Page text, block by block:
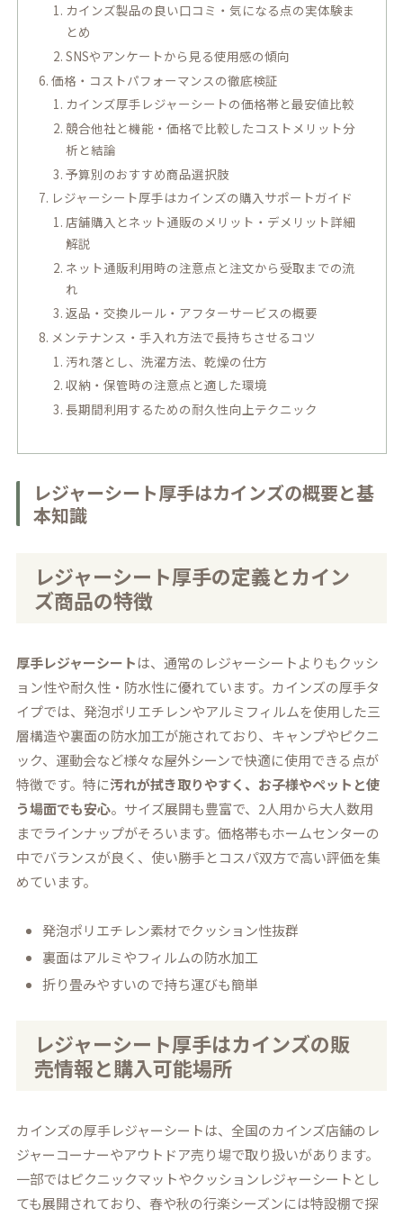
カインズ製品の良い口コミ・気になる点の実体験ま
とめ
SNSやアンケートから見る使用感の傾向
価格・コストパフォーマンスの徹底検証
カインズ厚手レジャーシートの価格帯と最安値比較
競合他社と機能・価格で比較したコストメリット分
析と結論
予算別のおすすめ商品選択肢
レジャーシート厚手はカインズの購入サポートガイド
店舗購入とネット通販のメリット・デメリット詳細
解説
ネット通販利用時の注意点と注文から受取までの流
れ
返品・交換ルール・アフターサービスの概要
メンテナンス・手入れ方法で長持ちさせるコツ
汚れ落とし、洗濯方法、乾燥の仕方
収納・保管時の注意点と適した環境
長期間利用するための耐久性向上テクニック
レジャーシート厚手はカインズの概要と基
本知識
レジャーシート厚手の定義とカイン
ズ商品の特徴
厚手レジャーシートは、通常のレジャーシートよりもクッシ
ョン性や耐久性・防水性に優れています。カインズの厚手タ
イプでは、発泡ポリエチレンやアルミフィルムを使用した三
層構造や裏面の防水加工が施されており、キャンプやピクニ
ック、運動会など様々な屋外シーンで快適に使用できる点が
特徴です。特に汚れが拭き取りやすく、お子様やペットと使
う場面でも安心。サイズ展開も豊富で、2人用から大人数用
までラインナップがそろいます。価格帯もホームセンターの
中でバランスが良く、使い勝手とコスパ双方で高い評価を集
めています。
発泡ポリエチレン素材でクッション性抜群
裏面はアルミやフィルムの防水加工
折り畳みやすいので持ち運びも簡単
レジャーシート厚手はカインズの販
売情報と購入可能場所
カインズの厚手レジャーシートは、全国のカインズ店舗のレ
ジャーコーナーやアウトドア売り場で取り扱いがあります。
一部ではピクニックマットやクッションレジャーシートとし
ても展開されており、春や秋の行楽シーズンには特設棚で探